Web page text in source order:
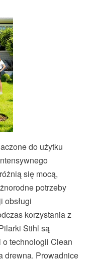
do użytku
się mocą,
potrzeby
obsługi
korzystania z
Stihl są
technologii Clean
drewna. Prowadnice